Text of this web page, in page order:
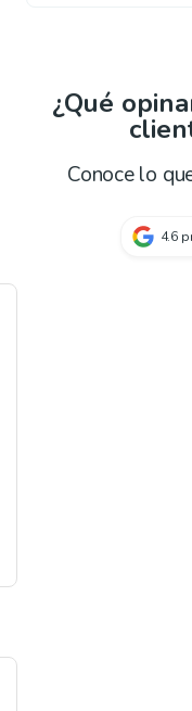
¿Qué
Conoce lo
4.6